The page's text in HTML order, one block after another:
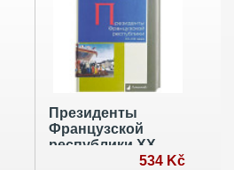
Президенты
Французской
республики ХХ-
534 Kč